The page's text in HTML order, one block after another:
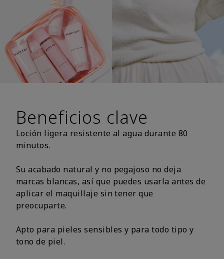
Beneficios clave
Loción ligera resistente al agua durante 80
minutos.
Su acabado natural y no pegajoso no deja
marcas blancas, así que puedes usarla antes de
aplicar el maquillaje sin tener que
preocuparte.
Apto para pieles sensibles y para todo tipo y
tono de piel.